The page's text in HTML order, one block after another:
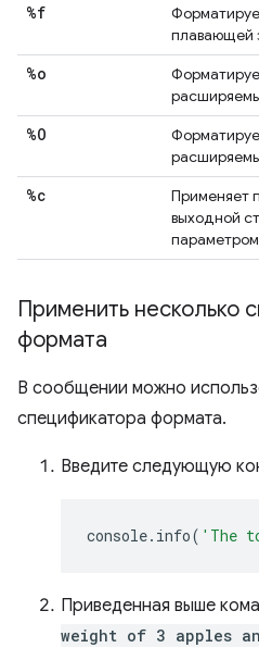
%f
плавающей
%o
%O
%c
Применяет
выходной
Применить несколько
формата
В сообщении можно
спецификатора формата.
Введите следующую
console. info( 'The
Приведенная выше
weight of 3 apples